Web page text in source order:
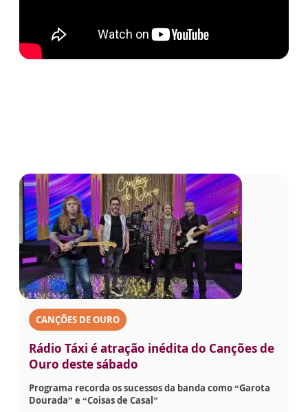
CANÇÕES DE OURO
Rádio Táxi é atração inédita do Canções de
Ouro deste sábado
Programa recorda os sucessos da banda como “Garota
Dourada” e “Coisas de Casal”